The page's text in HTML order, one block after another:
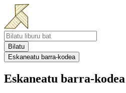
Bilatu
Eskaneatu barra-kodea
Eskaneatu barra-kodea